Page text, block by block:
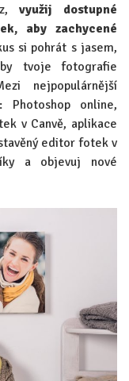
využij dostupné
aby zachycené
si pohrát s jasem,
tvoje fotografie
nejpopulárnější
online,
v Canvě, aplikace
editor fotek v
a objevuj nové